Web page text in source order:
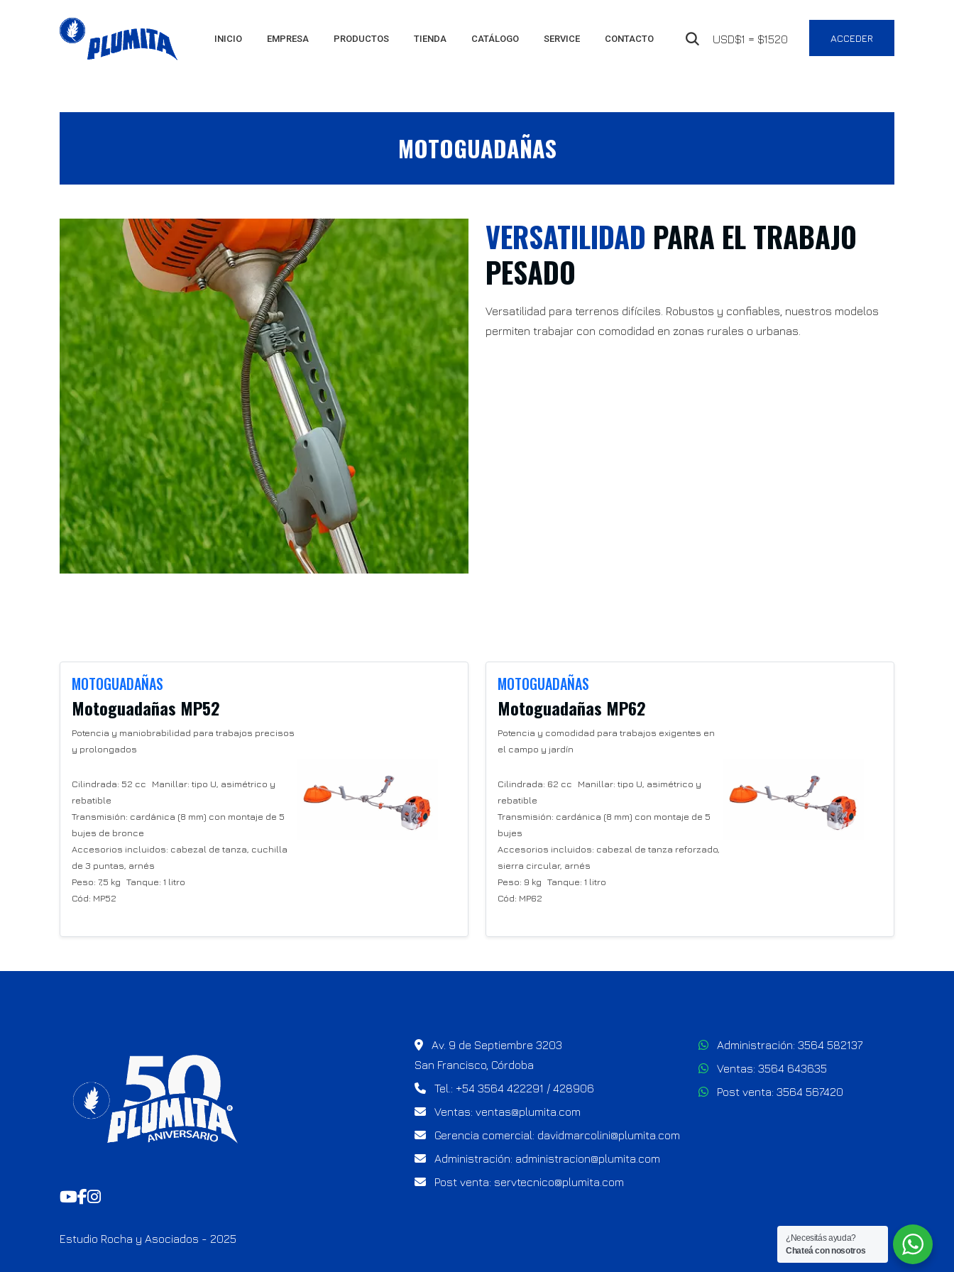
INICIO EMPRESA PRODUCTOS TIENDA CATÁLOGO SERVICE CONTACTO USD$1 = $1520 ACCEDER
MOTOGUADAÑAS
VERSATILIDAD PARA EL TRABAJO
PESADO
Versatilidad para terrenos difíciles. Robustos y confiables, nuestros modelos
permiten trabajar con comodidad en zonas rurales o urbanas.
MOTOGUADAÑAS
Motoguadañas MP52
Potencia y maniobrabilidad para trabajos precisos
y prolongados
Cilindrada: 52 cc Manillar: tipo U, asimétrico y
rebatible
Transmisión: cardánica (8 mm) con montaje de 5
bujes de bronce
Accesorios incluidos: cabezal de tanza, cuchilla
de 3 puntas, arnés
Peso: 7,5 kg Tanque: 1 litro
Cód: MP52
MOTOGUADAÑAS
Motoguadañas MP62
Potencia y comodidad para trabajos exigentes en
el campo y jardín
Cilindrada: 62 cc Manillar: tipo U, asimétrico y
rebatible
Transmisión: cardánica (8 mm) con montaje de 5
bujes
Accesorios incluidos: cabezal de tanza reforzado,
sierra circular, arnés
Peso: 9 kg Tanque: 1 litro
Cód: MP62
Estudio Rocha y Asociados - 2025
Av. 9 de Septiembre 3203
San Francisco, Córdoba
Tel.: +54 3564 422291 / 428906
Ventas: ventas@plumita.com
Gerencia comercial: davidmarcolini@plumita.com
Administración: administracion@plumita.com
Post venta: servtecnico@plumita.com
Administración: 3564 582137
Ventas: 3564 643635
Post venta: 3564 567420
¿Necesitás ayuda?
Chateá con nosotros